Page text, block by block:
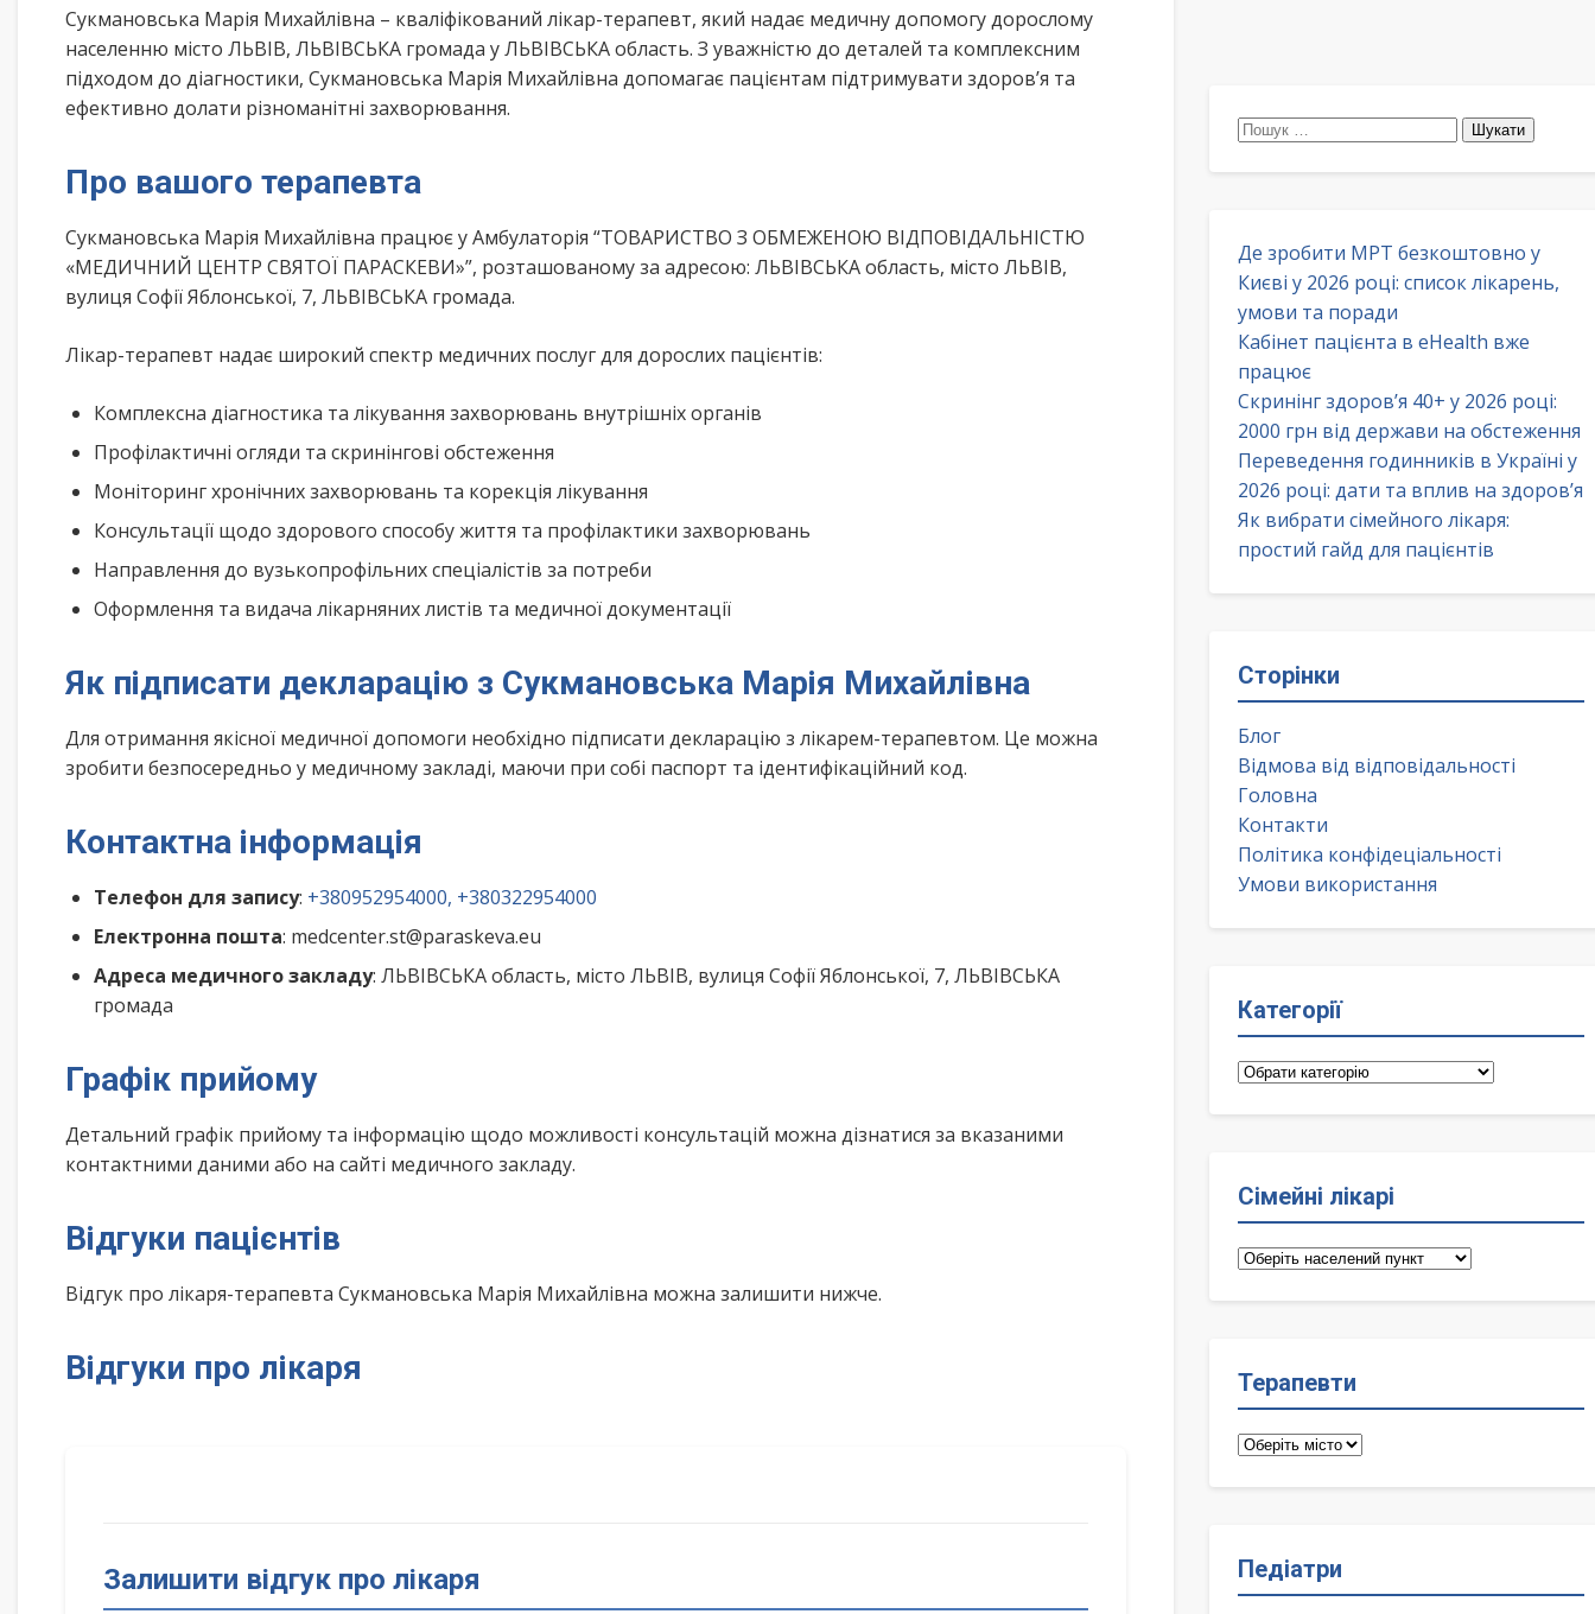
Сукмановська Марія Михайлівна – кваліфікований лікар-терапевт, який надає медичну допомогу дорослому
населенню місто ЛЬВІВ, ЛЬВІВСЬКА громада у ЛЬВІВСЬКА область. З уважністю до деталей та комплексним
підходом до діагностики, Сукмановська Марія Михайлівна допомагає пацієнтам підтримувати здоров’я та
ефективно долати різноманітні захворювання.
Про вашого терапевта
Сукмановська Марія Михайлівна працює у Амбулаторія “ТОВАРИСТВО З ОБМЕЖЕНОЮ ВІДПОВІДАЛЬНІСТЮ
«МЕДИЧНИЙ ЦЕНТР СВЯТОЇ ПАРАСКЕВИ»”, розташованому за адресою: ЛЬВІВСЬКА область, місто ЛЬВІВ,
вулиця Софії Яблонської, 7, ЛЬВІВСЬКА громада.
Лікар-терапевт надає широкий спектр медичних послуг для дорослих пацієнтів:
Комплексна діагностика та лікування захворювань внутрішніх органів
Профілактичні огляди та скринінгові обстеження
Моніторинг хронічних захворювань та корекція лікування
Консультації щодо здорового способу життя та профілактики захворювань
Направлення до вузькопрофільних спеціалістів за потреби
Оформлення та видача лікарняних листів та медичної документації
Як підписати декларацію з Сукмановська Марія Михайлівна
Для отримання якісної медичної допомоги необхідно підписати декларацію з лікарем-терапевтом. Це можна
зробити безпосередньо у медичному закладі, маючи при собі паспорт та ідентифікаційний код.
Контактна інформація
Телефон для запису: +380952954000, +380322954000
Електронна пошта: medcenter.st@paraskeva.eu
Адреса медичного закладу: ЛЬВІВСЬКА область, місто ЛЬВІВ, вулиця Софії Яблонської, 7, ЛЬВІВСЬКА
громада
Графік прийому
Детальний графік прийому та інформацію щодо можливості консультацій можна дізнатися за вказаними
контактними даними або на сайті медичного закладу.
Відгуки пацієнтів
Відгук про лікаря-терапевта Сукмановська Марія Михайлівна можна залишити нижче.
Відгуки про лікаря
Залишити відгук про лікаря
Пошук:
Де зробити МРТ безкоштовно у
Києві у 2026 році: список лікарень,
умови та поради
Кабінет пацієнта в eHealth вже
працює
Скринінг здоров’я 40+ у 2026 році:
2000 грн від держави на обстеження
Переведення годинників в Україні у
2026 році: дати та вплив на здоров’я
Як вибрати сімейного лікаря:
простий гайд для пацієнтів
Сторінки
Блог
Відмова від відповідальності
Головна
Контакти
Політика конфідеціальності
Умови використання
Категорії
Категорії
Сімейні лікарі
Сімейні
Терапевти
Терапевти
Педіатри